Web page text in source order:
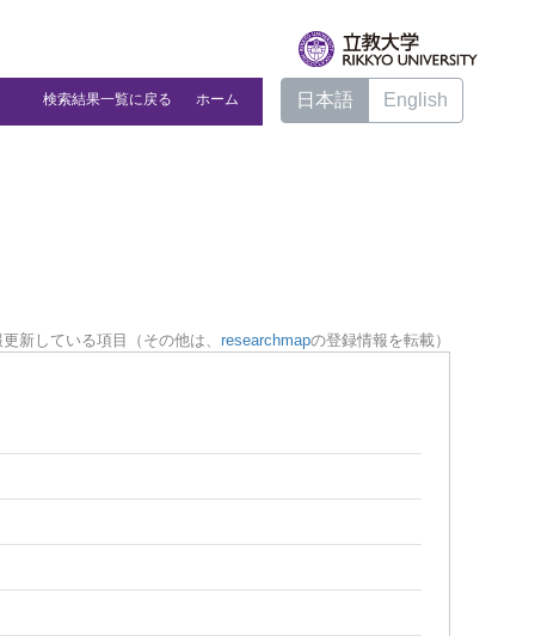
検索結果一覧に戻る ホーム 日本語 English
新している項目（その他は、 researchmapの登録情報を転載）